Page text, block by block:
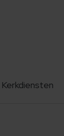
Kerkdiensten